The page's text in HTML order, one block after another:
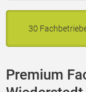
30
Premium